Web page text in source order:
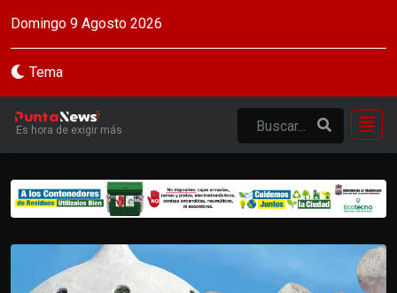
Domingo 9 Agosto 2026
Tema
Es hora de exigir más